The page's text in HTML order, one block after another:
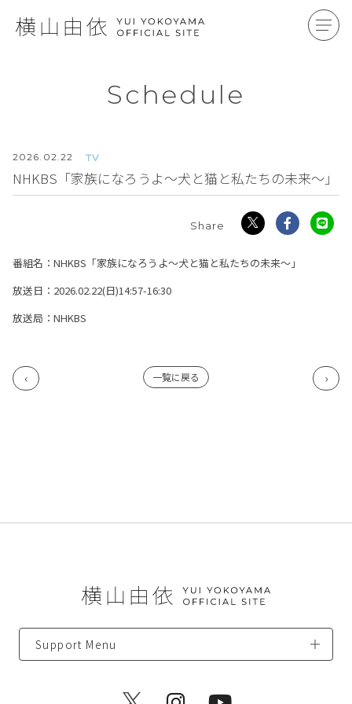
Schedule
2026. 02.22 TV
NHKBS「家族になろうよ～犬と猫と私たちの未来～」
番組名：NHKBS「家族になろうよ～犬と猫と私たちの未来～」
放送日：2026.02.22(日)14:57-16:30
放送局：NHKBS
一覧に戻る
Support Menu